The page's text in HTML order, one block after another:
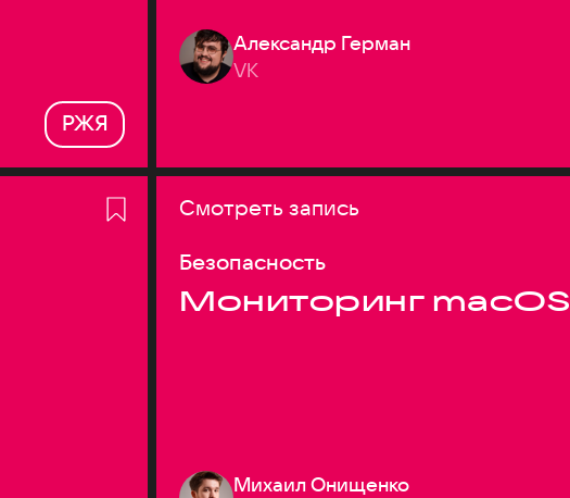
РЖЯ
Александр Герман
VK
Смотреть запись
Безопасность
Мониторинг macOS
Михаил Онищенко